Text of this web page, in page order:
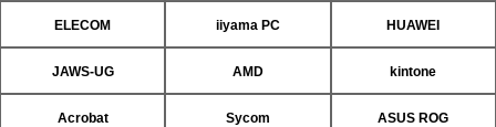
ELECOM iiyama PC HUAWEI
JAWS-UG AMD kintone
Acrobat Sycom ASUS ROG